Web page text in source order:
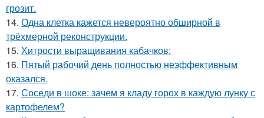
грозит.
14. Одна клетка кажется невероятно обширной в
трёхмерной реконструкции.
15. Хитрости выращивания кабачков:
16. Пятый рабочий день полностью неэффективным
оказался.
17. Соседи в шоке: зачем я кладу горох в каждую лунку с
картофелем?